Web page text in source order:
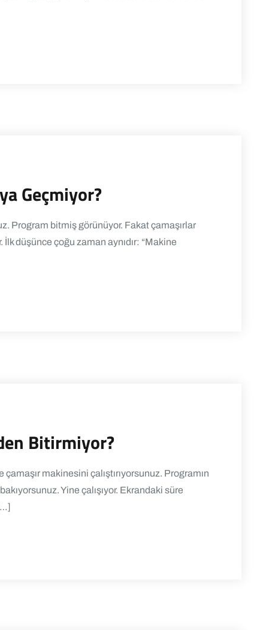
Geçmiyor?
Program bitmiş görünüyor. Fakat çamaşırlar
düşünce çoğu zaman aynıdır: “Makine
Bitirmiyor?
makinesini çalıştırıyorsunuz. Programın
Yine çalışıyor. Ekrandaki süre